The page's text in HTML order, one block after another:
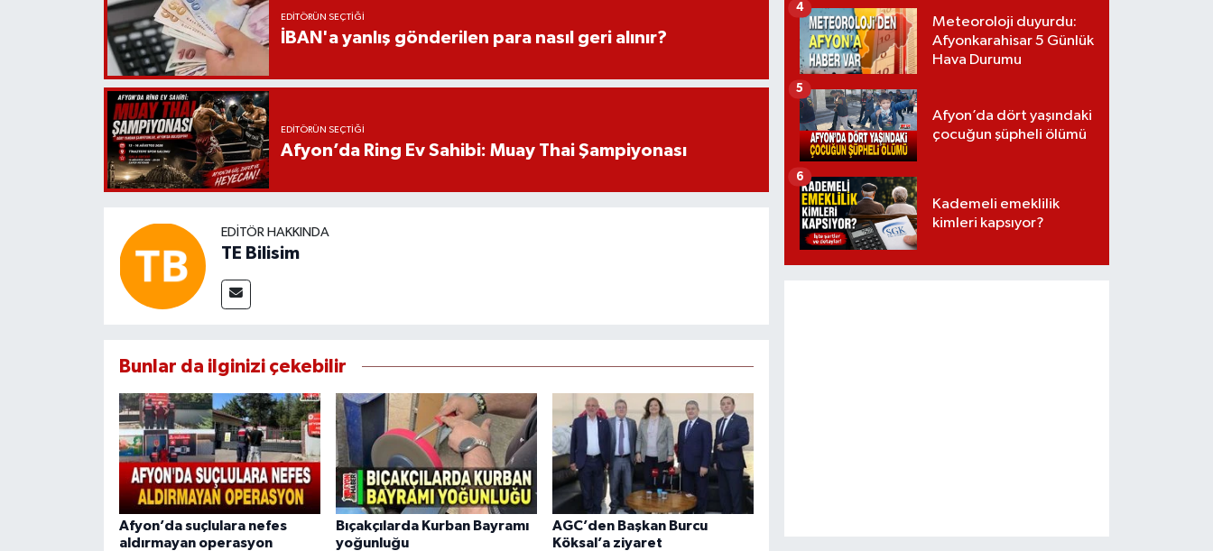
EDITÖRÜN SEÇTIĞI
İBAN'a yanlış gönderilen para nasıl geri alınır?
EDITÖRÜN SEÇTIĞI
Afyon’da Ring Ev Sahibi: Muay Thai Şampiyonası
EDITÖR HAKKINDA
TE Bilisim
Bunlar da ilginizi çekebilir
Afyon’da suçlulara nefes
aldırmayan operasyon
Bıçakçılarda Kurban Bayramı
yoğunluğu
AGC’den Başkan Burcu
Köksal’a ziyaret
Meteoroloji duyurdu:
Afyonkarahisar 5 Günlük
Hava Durumu
4
Afyon’da dört yaşındaki
çocuğun şüpheli ölümü
5
Kademeli emeklilik
kimleri kapsıyor?
6